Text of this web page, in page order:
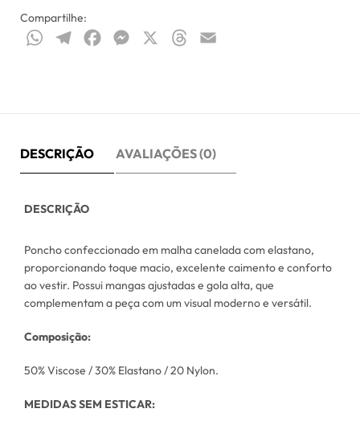
Compartilhe:
WhatsAppTelegramFacebookMessenger Threads
DESCRIÇÃO AVALIAÇÕES (0)
DESCRIÇÃO
Poncho confeccionado em malha canelada com elastano,
proporcionando toque macio, excelente caimento e conforto
ao vestir. Possui mangas ajustadas e gola alta, que
complementam a peça com um visual moderno e versátil.
Composição:
50% Viscose / 30% Elastano / 20 Nylon.
MEDIDAS SEM ESTICAR: